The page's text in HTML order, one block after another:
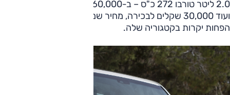
ועוד 30,000 שקלים לבכירה, מחיר שמציב אותה כאחת
הפחות יקרות בקטגוריה שלה.